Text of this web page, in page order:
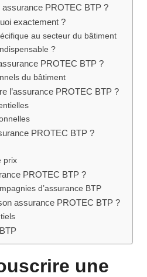
PROTEC BTP ?
exactement ?
au secteur du bâtiment
?
PROTEC BTP ?
du bâtiment
l’assurance PROTEC BTP ?
PROTEC BTP ?
prix
PROTEC BTP ?
d’assurance BTP
assurance PROTEC BTP ?
une